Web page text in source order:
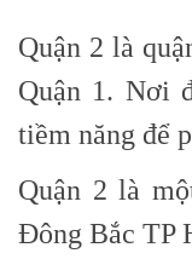
Quận 2 là
Quận 1. Nơi
tiềm năng để
Quận 2 là
Đông Bắc TP